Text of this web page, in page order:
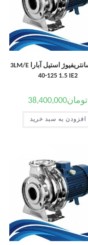
پمپ سانتریفیوژ استیل آبارا 3LM/E
40-125 1.5 IE2
تومان38,400,000
افزودن به سبد خرید